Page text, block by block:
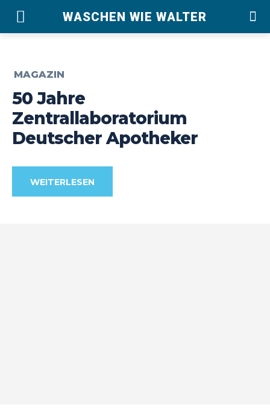
WASCHEN WIE WALTER
MAGAZIN
50 Jahre
Zentrallaboratorium
Deutscher Apotheker
WEITERLESEN